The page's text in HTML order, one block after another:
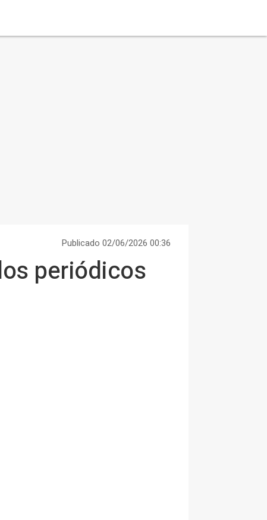
Publicado 02/06/2026 00:36
periódicos